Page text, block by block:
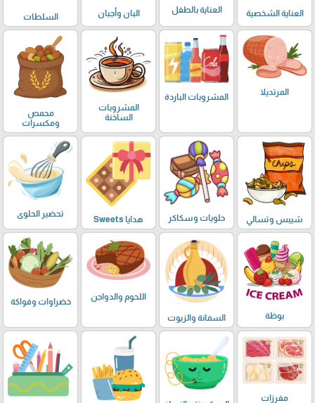
العناية الشخصية العناية بالطفل البان وأجبان السلطات
المرتديلا
المشروبات الباردة
المشروبات
الساخنة
محمص
ومكسرات
شيبس وتسالي حلويات وسكاكر هدايا Sweets
تحضير الحلوى
بوظة السمانة والزيوت
اللحوم والدواجن
خضراوات وفواكة
مفرزات